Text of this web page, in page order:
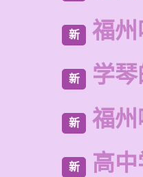
新 福
新 学
新 福
新 高